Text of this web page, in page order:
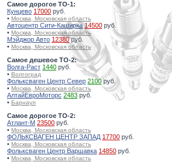
Самое дорогое ТО-1:
Кунцево 17000 руб.
• Москва, Московская область
Автоцентр Сити-Каширка 14500 руб.
• Москва, Московская область
Мэйджор Авто 12380руб.
• Москва, Московская область
Самое дешевое ТО-2:
Волга-Раст 1440 руб.
• Волгоград
Фольксваген Центр Север 2100руб.
• Москва, Московская область
АлтайЕвроМоторс 2483 руб.
• Барнаул
Самое дорогое ТО-2:
Атлант-М 23500 руб.
• Москва, Московская область
ФОЛЬКСВАГЕН ЦЕНТР ЗАПАД 17700 руб.
• Москва, Московская область
Фольксваген Центр Варшавка 14850 руб.
• Москва, Московская область